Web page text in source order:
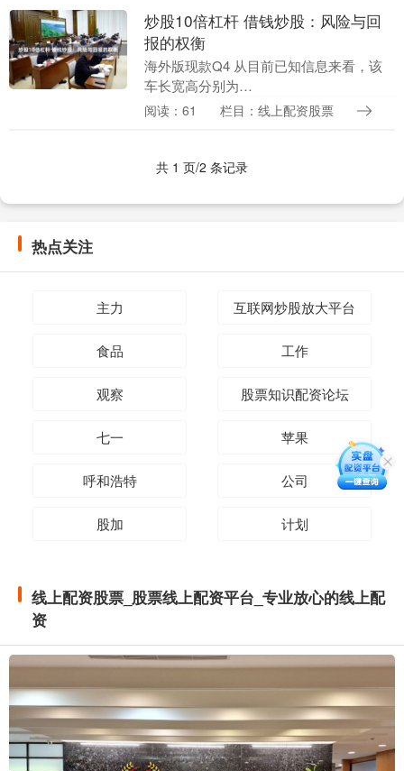
提供准确可....
炒股10倍杠杆 借钱炒股：风险与回
报的权衡
海外版现款Q4 从目前已知信息来看，该
车长宽高分别为
5180(5195)/1990/1480(1500)mm，轴距为
阅读：61 栏目：线上配资股票
共 1 页/2 条记录
热点关注
主力 互联网炒股放大平台
食品 工作
观察 股票知识配资论坛
七一 苹果
呼和浩特 公司
股加 计划
线上配资股票_股票线上配资平台_专业放心的线上配
资